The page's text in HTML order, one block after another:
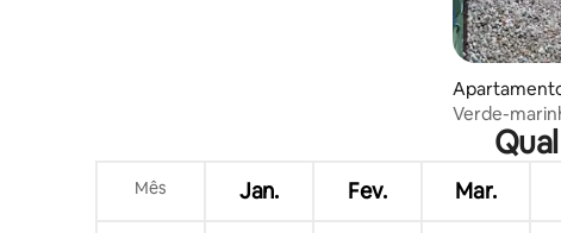
Verde-
Mês Jan. Fev. Mar.